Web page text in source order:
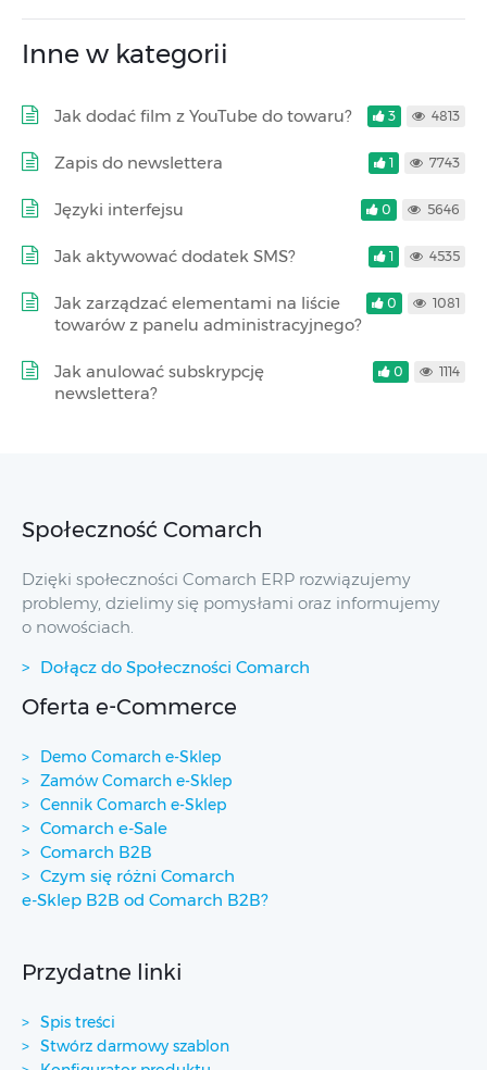
Inne w kategorii
Jak dodać film z YouTube do towaru? 3 4813
Zapis do newslettera 1 7743
Języki interfejsu 0 5646
Jak aktywować dodatek SMS? 1 4535
Jak zarządzać elementami na liście
towarów z panelu administracyjnego?
0 1081
Jak anulować subskrypcję
newslettera?
0 1114
Społeczność Comarch
Dzięki społeczności Comarch ERP rozwiązujemy
problemy, dzielimy się pomysłami oraz informujemy
o nowościach.
Dołącz do Społeczności Comarch
Oferta e-Commerce
Demo Comarch e-Sklep
Zamów Comarch e-Sklep
Cennik Comarch e-Sklep
Comarch e-Sale
Comarch B2B
Czym się różni Comarch
e-Sklep B2B od Comarch B2B?
Przydatne linki
Spis treści
Stwórz darmowy szablon